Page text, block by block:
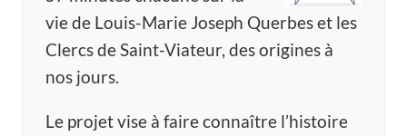
vie de Louis-Marie Joseph Querbes et les
Clercs de Saint-Viateur, des origines à
nos jours.
Le projet vise à faire connaître l’histoire